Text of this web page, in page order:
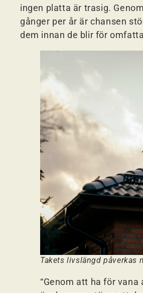
ingen platta är trasig.
gånger per år är chansen
dem innan de blir för
Takets livslängd påverkas
“Genom att ha för